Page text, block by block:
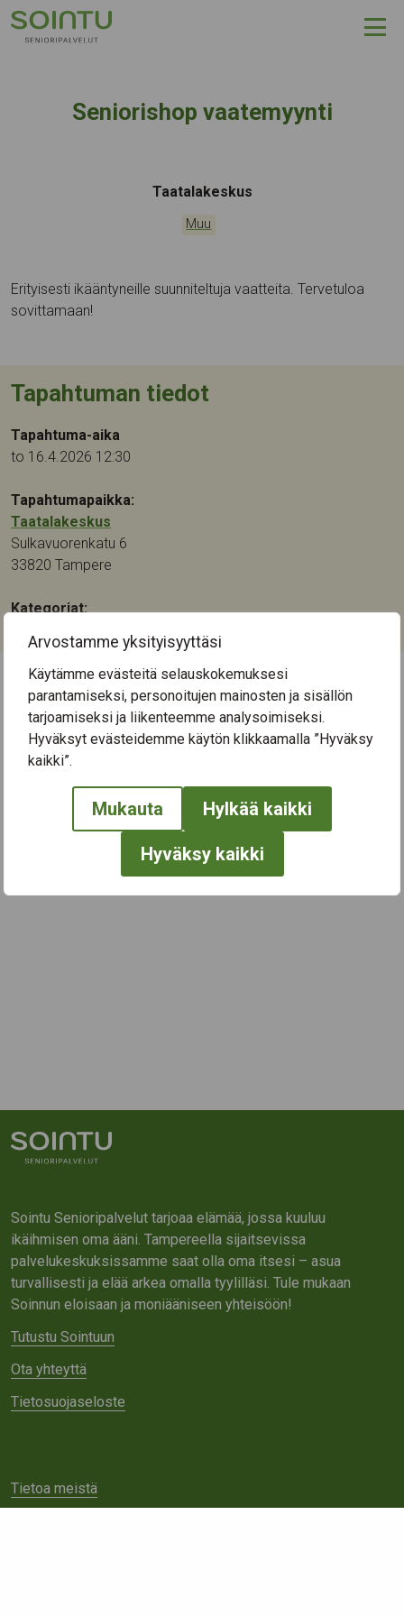
Arvostamme yksityisyyttäsi
Käytämme evästeitä selauskokemuksesi
parantamiseksi, personoitujen mainosten ja sisällön
tarjoamiseksi ja liikenteemme analysoimiseksi.
Hyväksyt evästeidemme käytön klikkaamalla ”Hyväksy
kaikki”.
Mukauta Hylkää kaikki
Hyväksy kaikki
Hyppää sisältöön
Seniorishop vaatemyynti
Tapahtumapaikka:
Taatalakeskus
Kategoriat:
Muu
Erityisesti ikääntyneille suunniteltuja vaatteita. Tervetuloa
sovittamaan!
Tapahtuman tiedot
Tapahtuma-aika
to 16.4.2026 12:30
Tapahtumapaikka:
Taatalakeskus
Sulkavuorenkatu 6
33820 Tampere
Kategoriat:
← Näytä kaikki tapahtumat
Sointu Senioripalvelut tarjoaa elämää, jossa kuuluu
ikäihmisen oma ääni. Tampereella sijaitsevissa
palvelukeskuksissamme saat olla oma itsesi – asua
turvallisesti ja elää arkea omalla tyylilläsi. Tule mukaan
Soinnun eloisaan ja moniääniseen yhteisöön!
Tutustu Sointuun
Ota yhteyttä
Tietosuojaseloste
Tietoa meistä